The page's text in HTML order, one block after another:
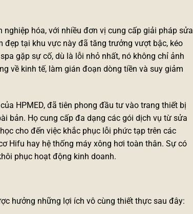
hóa, với nhiều đơn vị cung cấp giải pháp sửa
tại khu vực này đã tăng trưởng vượt bậc, kéo
gặp sự cố, dù là lỗi nhỏ nhất, nó không chỉ ảnh
về kinh tế, làm gián đoạn dòng tiền và suy giảm
HPMED, đã tiên phong đầu tư vào trang thiết bị
bản. Họ cung cấp đa dạng các gói dịch vụ từ sửa
cho đến việc khắc phục lỗi phức tạp trên các
Hifu hay hệ thống máy xông hơi toàn thân. Sự có
phục hoạt động kinh doanh.
hưởng những lợi ích vô cùng thiết thực sau đây: